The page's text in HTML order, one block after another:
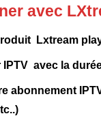
avec
Lxtream
avec la